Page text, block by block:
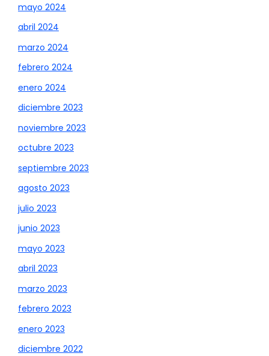
mayo 2024
abril 2024
marzo 2024
febrero 2024
enero 2024
diciembre 2023
noviembre 2023
octubre 2023
septiembre 2023
agosto 2023
julio 2023
junio 2023
mayo 2023
abril 2023
marzo 2023
febrero 2023
enero 2023
diciembre 2022